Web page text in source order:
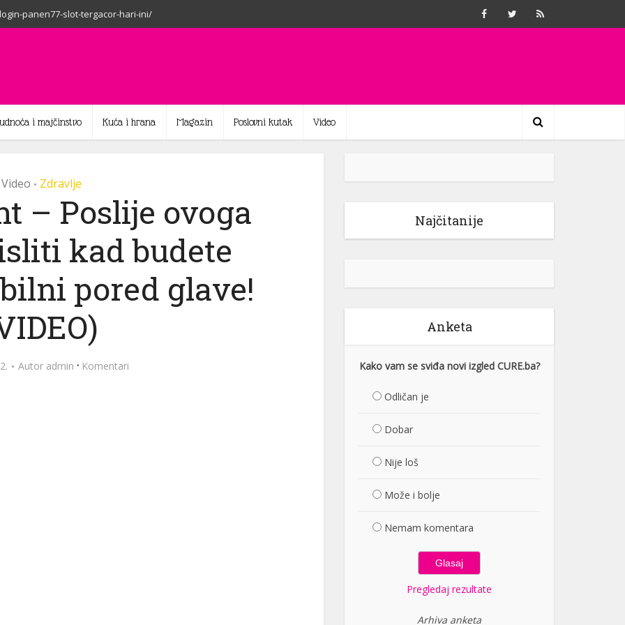
panen77-slot-tergacor-hari-ini/
i majčinstvo Kuća i hrana Magazin Poslovni kutak Video
Video • Zdravlje
– Poslije ovoga
kad budete
pored glave!
Autor admin · Komentari
Najčitanije
Anketa
Kako vam se sviđa novi izgled CURE.ba?
Odličan je
Dobar
Nije loš
Može i bolje
Nemam komentara
Pregledaj rezultate
Arhiva anketa